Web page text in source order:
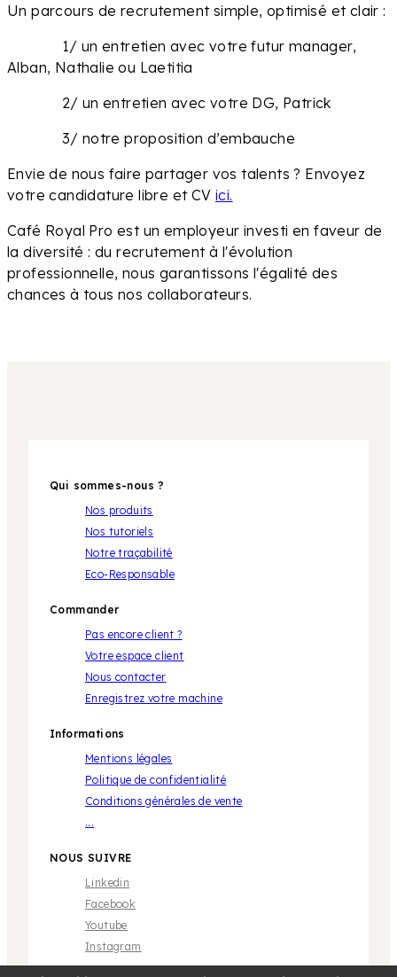
Un parcours de recrutement simple, optimisé et clair :
1/ un entretien avec votre futur manager,
Alban, Nathalie ou Laetitia
2/ un entretien avec votre DG, Patrick
3/ notre proposition d’embauche
Envie de nous faire partager vos talents ? Envoyez
votre candidature libre et CV ici.
Café Royal Pro est un employeur investi en faveur de
la diversité : du recrutement à l'évolution
professionnelle, nous garantissons l'égalité des
chances à tous nos collaborateurs.
Qui sommes-nous ?
Nos produits
Nos tutoriels
Notre traçabilité
Eco-Responsable
Commander
Pas encore client ?
Votre espace client
Nous contacter
Enregistrez votre machine
Informations
Mentions légales
Politique de confidentialité
Conditions générales de vente
...
NOUS SUIVRE
Linkedin
Facebook
Youtube
Instagram